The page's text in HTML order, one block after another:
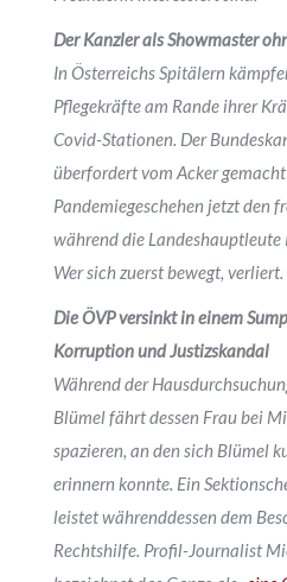
Der Kanzler als Showmaster
In Österreichs Spitälern
Pflegekräfte am Rande ihrer
Covid-Stationen. Der
überfordert vom Acker
Pandemiegeschehen jetzt den
während die
Wer sich zuerst bewegt, verliert.
Die ÖVP versinkt in einem
Korruption und Justizskandal
Während der
Blümel fährt dessen Frau bei
spazieren, an den sich Blümel
erinnern konnte. Ein
leistet währenddessen dem
Rechtshilfe. Profil-Journalist